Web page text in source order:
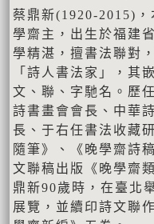
蔡鼎新(1920-2015)
學齋主，出生於福建
學精湛，擅書法聯對
「詩人書法家」，其
文、聯、字馳名。歷
詩書畫會會長、中華
長、于右任書法收藏
隨筆》、《晚學齋詩
文聯稿出版《晚學齋
鼎新90歲時，在臺北
展覽，並續印詩文聯